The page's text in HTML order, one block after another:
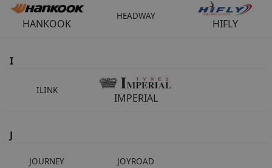
HANKOOK
HEADWAY
HIFLY
I
ILINK
IMPERIAL
J
JOURNEY JOYROAD